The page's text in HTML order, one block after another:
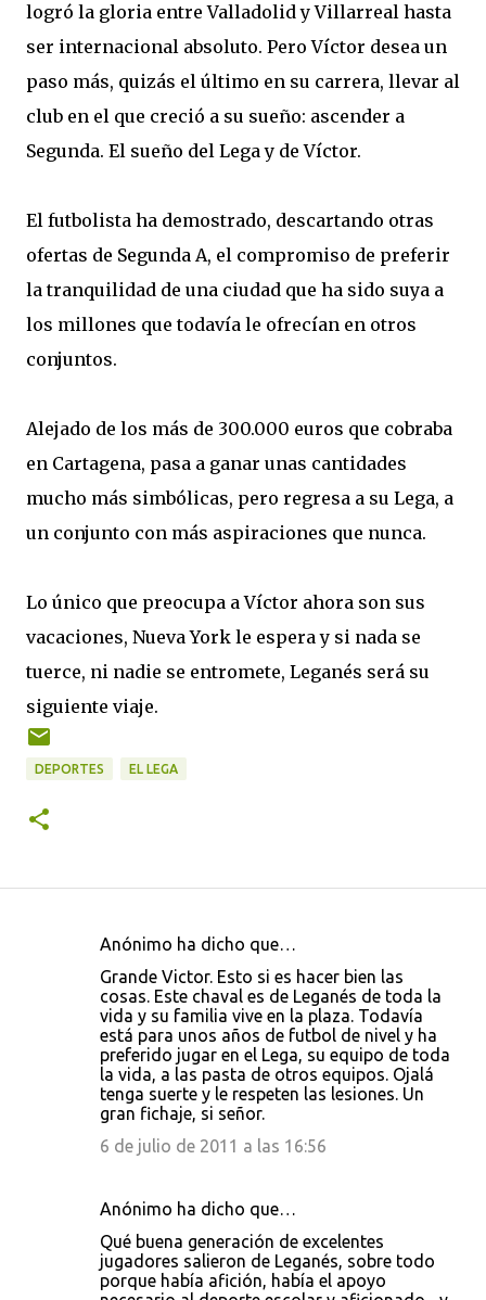
logró la gloria entre Valladolid y Villarreal hasta
ser internacional absoluto. Pero Víctor desea un
paso más, quizás el último en su carrera, llevar al
club en el que creció a su sueño: ascender a
Segunda. El sueño del Lega y de Víctor.
El futbolista ha demostrado, descartando otras
ofertas de Segunda A, el compromiso de preferir
la tranquilidad de una ciudad que ha sido suya a
los millones que todavía le ofrecían en otros
conjuntos.
Alejado de los más de 300.000 euros que cobraba
en Cartagena, pasa a ganar unas cantidades
mucho más simbólicas, pero regresa a su Lega, a
un conjunto con más aspiraciones que nunca.
Lo único que preocupa a Víctor ahora son sus
vacaciones, Nueva York le espera y si nada se
tuerce, ni nadie se entromete, Leganés será su
siguiente viaje.
DEPORTES EL LEGA
Anónimo ha dicho que…
Grande Victor. Esto si es hacer bien las
cosas. Este chaval es de Leganés de toda la
vida y su familia vive en la plaza. Todavía
está para unos años de futbol de nivel y ha
preferido jugar en el Lega, su equipo de toda
la vida, a las pasta de otros equipos. Ojalá
tenga suerte y le respeten las lesiones. Un
gran fichaje, si señor.
6 de julio de 2011 a las 16:56
Anónimo ha dicho que…
Qué buena generación de excelentes
jugadores salieron de Leganés, sobre todo
porque había afición, había el apoyo